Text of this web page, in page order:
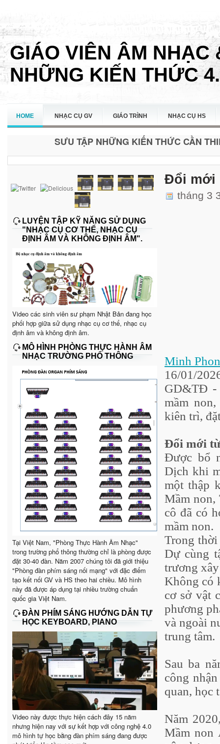
GIÁO VIÊN ÂM NHẠC
NHỮNG KIẾN THỨC
HOME NHẠC CỤ GV GIÁO TRÌNH NHẠC CỤ HS
SƯU TẬP NHỮNG KIẾN THỨC CẦN
LUYỆN TẬP KỸ NĂNG SỬ DỤNG
"NHẠC CỤ CƠ THỂ, NHẠC CỤ
ĐỊNH ÂM VÀ KHÔNG ĐỊNH ÂM".
Video các sinh viên sư phạm Nhật Bản đang học
phối hợp giữa sử dụng nhạc cụ cơ thể, nhạc cụ
định âm và không định âm.
MÔ HÌNH PHÒNG THỰC HÀNH ÂM
NHẠC TRƯỜNG PHỔ THÔNG
Tại Việt Nam, "Phòng Thực Hành Âm Nhạc"
trong trường phổ thông thường chỉ là phòng được
đặt 30-40 đàn. Năm 2007 chúng tôi đã giới thiệu
"Phòng đàn phím sáng nối mạng" với đặc điểm
tạo kết nối GV và HS theo hai chiều. Mô hình
này đã được áp dụng tại nhiều trường chuẩn
quốc gia Việt Nam.
ĐÀN PHÍM SÁNG HƯỚNG DẪN TỰ
HỌC KEYBOARD, PIANO
Video này được thực hiện cách đây 15 năm
nhưng hiện nay với sự kết hợp với công nghệ 4.0
mô hình tự học bằng đàn phím sáng đang được
Đổi mới
tháng 3
Minh
16/01/
GD&TĐ -
mầm
kiên trì,
Đổi mới
Được bổ
Dịch khi
một thập
Mầm non,
cô đã có
mầm non.
Trong
Dự cùng
trương
Không có
cơ sở vật
phương
và ngoài
trung tâm.
Sau ba
công
quan, học
Năm
Mầm non